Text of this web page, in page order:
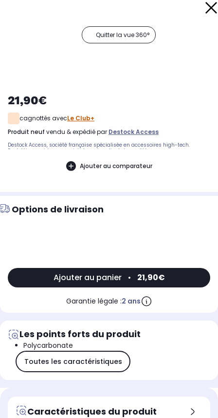
Quitter la vue 360°
21,90€
cagnottés avecLe Club+
produit neuf vendu & expédié par Destock Access
Destock Access, société française spécialisée en accessoires high-tech.
Expédition rapide avec suivi et service client de qualité.
Ajouter au comparateur
Options de livraison
Ajouter au panier • 21,90€
Garantie légale :2 ans
Les points forts du produit
Polycarbonate
Toutes les caractéristiques
Caractéristiques du produit